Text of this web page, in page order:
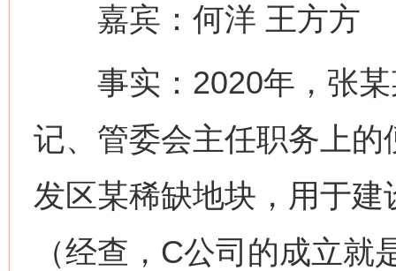
嘉宾：何洋 王方方
事实：2020年，张某
记、管委会主任职务上
发区某稀缺地块，用于
（经查，C公司的成立